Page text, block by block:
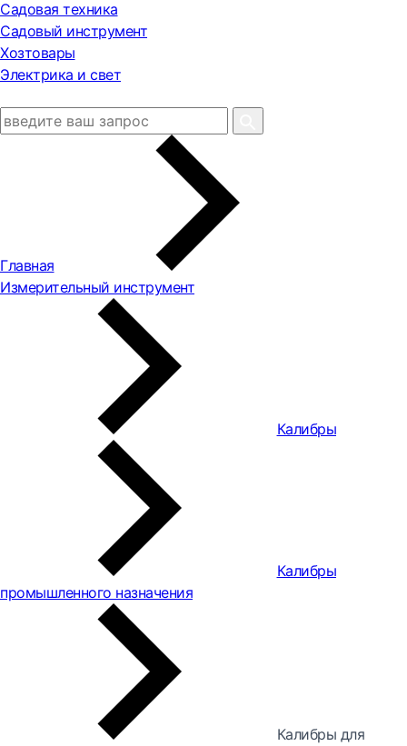
Садовая техника
Садовый инструмент
Хозтовары
Электрика и свет
Главная
Измерительный инструмент
Калибры
Калибры
промышленного назначения
Калибры для